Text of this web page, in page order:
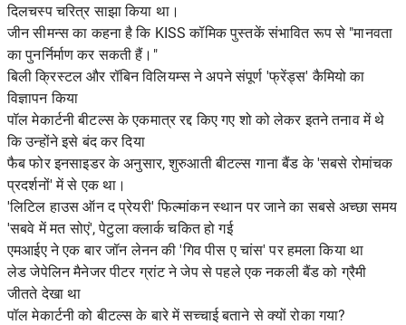
दिलचस्प चरित्र साझा किया था।
जीन सीमन्स का कहना है कि KISS कॉमिक पुस्तकें संभावित रूप से "मानवता
का पुनर्निर्माण कर सकती हैं।"
बिली क्रिस्टल और रॉबिन विलियम्स ने अपने संपूर्ण 'फ्रेंड्स' कैमियो का
विज्ञापन किया
पॉल मेकार्टनी बीटल्स के एकमात्र रद्द किए गए शो को लेकर इतने तनाव में थे
कि उन्होंने इसे बंद कर दिया
फैब फोर इनसाइडर के अनुसार, शुरुआती बीटल्स गाना बैंड के 'सबसे रोमांचक
प्रदर्शनों' में से एक था।
'लिटिल हाउस ऑन द प्रेयरी' फिल्मांकन स्थान पर जाने का सबसे अच्छा समय
'सबवे में मत सोएं', पेटुला क्लार्क चकित हो गई
एमआईए ने एक बार जॉन लेनन की 'गिव पीस ए चांस' पर हमला किया था
लेड जेपेलिन मैनेजर पीटर ग्रांट ने जेप से पहले एक नकली बैंड को ग्रैमी
जीतते देखा था
पॉल मेकार्टनी को बीटल्स के बारे में सच्चाई बताने से क्यों रोका गया?